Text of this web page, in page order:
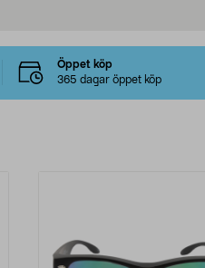
Öppet köp
365 dagar öppet köp